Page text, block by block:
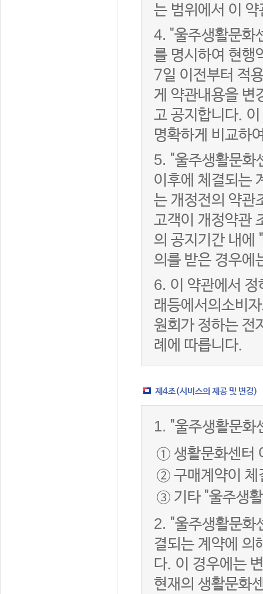
는 범위에서 이
4. "울주생활문화
를 명시하여 현행
7일 이전부터 적
게 약관내용을 변
고 공지합니다.
명확하게 비교하
5. "울주생활문화
이후에 체결되는
는 개정전의 약관
고객이 개정약관
의 공지기간 내에
의를 받은 경우에
6. 이 약관에서
래등에서의소비
원회가 정하는 전
례에 따릅니다.
제4조(서비스의 제공 및 변경)
1. "울주생활문화
① 생활문화센터
② 구매계약이 체
③ 기타 "울주생
2. "울주생활문화
결되는 계약에 의
다. 이 경우에는
현재의 생활문화